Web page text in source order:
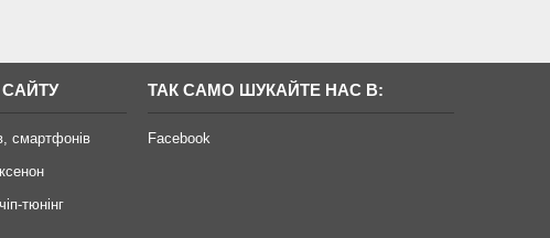
САЙТУ
смартфонів
тюнінг
ТАК САМО ШУКАЙТЕ НАС В:
Facebook